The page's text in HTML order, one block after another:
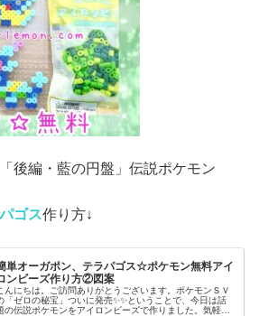
後編・藍の円盤」伝説ポケモン
ゴス作り方↓
単オーガポン、テラパゴス☆ポケモン無料アイ
ンビーズ作り方②図案
んにちは。ご訪問ありがとうございます。ポケモンＳＶ
「ゼロの秘宝」ついに発売✨✨ということで、今日は話
の伝説ポケモンをアイロンビーズで作りました。気軽に